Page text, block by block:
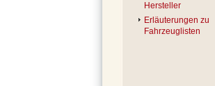
Hersteller
Erläuterungen zu
Fahrzeuglisten